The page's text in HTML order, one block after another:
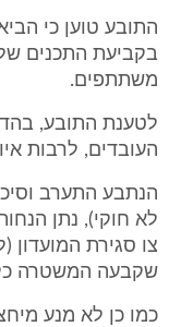
התובע טוען כי
משתתפים.
לטענת התובע,
העובדים, לרבות
הנתבע התערב
לא חוקי), נתן
צו סגירת
שקבעה המשטרה
כמו כן לא מנע